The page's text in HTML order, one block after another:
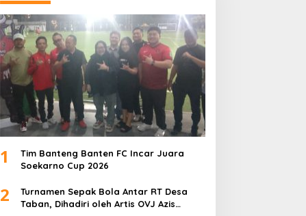
1
Tim Banteng Banten FC Incar Juara
Soekarno Cup 2026
2
Turnamen Sepak Bola Antar RT Desa
Taban, Dihadiri oleh Artis OVJ Azis